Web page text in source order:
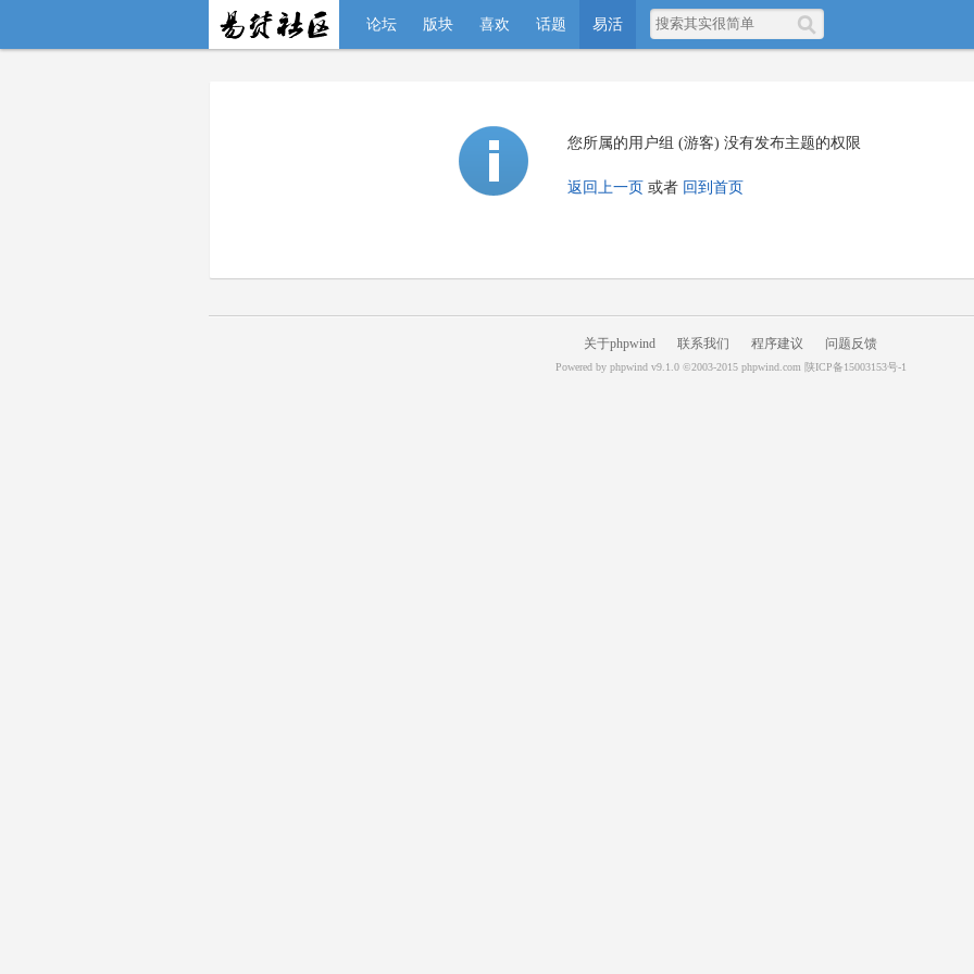
论坛 版块 喜欢 话题 易活
您所属的用户组 (游客) 没有发布主题的权限
返回上一页 或者 回到首页
关于phpwind 联系我们 程序建议 问题反馈
Powered by phpwind v9.1.0©2003-2015 phpwind.com 陕ICP备15003153号-1